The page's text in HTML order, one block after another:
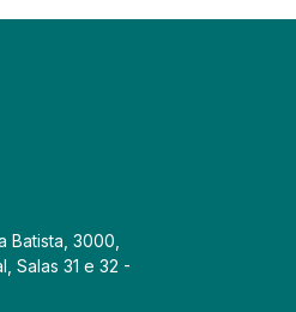
Batista, 3000,
Salas 31 e 32 -